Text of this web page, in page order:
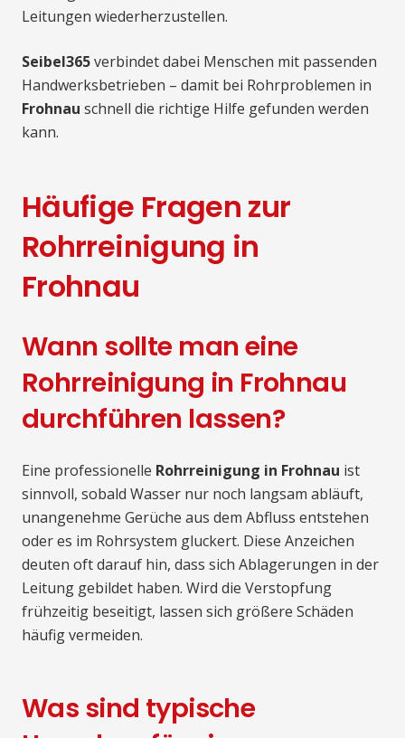
Leitungen wiederherzustellen.
Seibel365verbindet dabei Menschen mit passenden
Handwerksbetrieben – damit bei Rohrproblemen in
Frohnau schnell die richtige Hilfe gefunden werden
kann.
Häufige Fragen zur
Rohrreinigung in
Frohnau
Wann sollte man eine
Rohrreinigung in Frohnau
durchführen lassen?
Eine professionelle Rohrreinigung in Frohnau ist
sinnvoll, sobald Wasser nur noch langsam abläuft,
unangenehme Gerüche aus dem Abfluss entstehen
oder es im Rohrsystem gluckert. Diese Anzeichen
deuten oft darauf hin, dass sich Ablagerungen in der
Leitung gebildet haben. Wird die Verstopfung
frühzeitig beseitigt, lassen sich größere Schäden
häufig vermeiden.
Was sind typische